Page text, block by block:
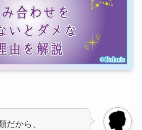
だから、